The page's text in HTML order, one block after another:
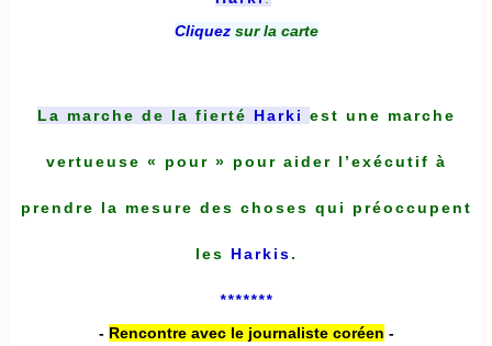
Cliquez sur la carte
La marche de la fierté Harki est une marche
vertueuse « pour » pour aider l’exécutif à
prendre la mesure des choses qui préoccupent
les Harkis.
*******
- Rencontre avec le journaliste coréen -